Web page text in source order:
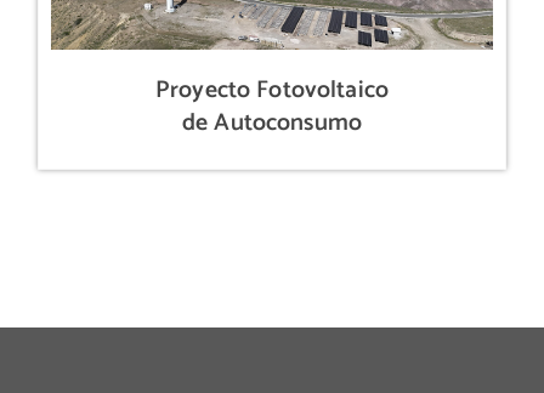
Proyecto Fotovoltaico
de Autoconsumo